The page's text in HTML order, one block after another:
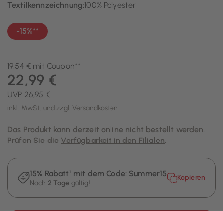
Textilkennzeichnung:100% Polyester
-15%**
19,54 € mit Coupon**
UVP 26,95 €
22,99 €
inkl. MwSt. und zzgl. Versandkosten
Das Produkt kann derzeit online nicht bestellt werden.
Prüfen Sie die Verfügbarkeit in den Filialen.
15% Rabatt¹ mit dem Code: Summer15
Noch 2 Tage gültig!
Kopieren